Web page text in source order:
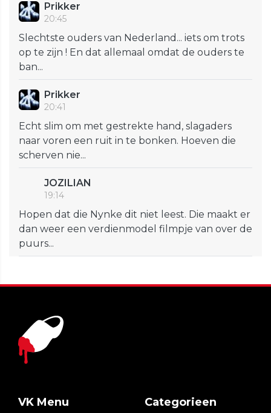
Prikker
20:45
Slechtste ouders van Nederland... iets om trots
op te zijn ! En dat allemaal omdat de ouders te
ban...
Prikker
20:41
Echt slim om met gestrekte hand, slagaders
naar voren een ruit in te bonken. Hoeven die
scherven nie...
JOZILIAN
19:14
Hopen dat die Nynke dit niet leest. Die maakt er
dan weer een verdienmodel filmpje van over de
puurs...
VK Menu Categorieen